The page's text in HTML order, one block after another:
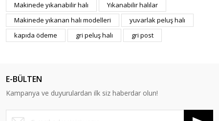
Doğuş Peluş Halı
Doğuş Tavşan Tüyü Turkuaz 80x140 cm
Makinede yıkanabilir halı
Yıkanabilir halılar
Makinede yıkanan halı modelleri
yuvarlak peluş halı
kapıda ödeme
gri peluş halı gri post
E-BÜLTEN
Kampanya ve duyurulardan ilk siz haberdar olun!